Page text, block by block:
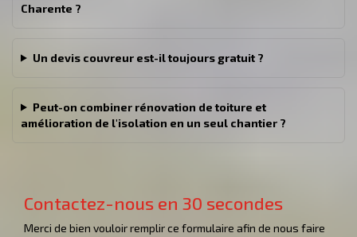
Charente ?
Un devis couvreur est-il toujours gratuit ?
Peut-on combiner rénovation de toiture et
amélioration de l'isolation en un seul chantier ?
Contactez-nous en 30 secondes
Merci de bien vouloir remplir ce formulaire afin de nous faire